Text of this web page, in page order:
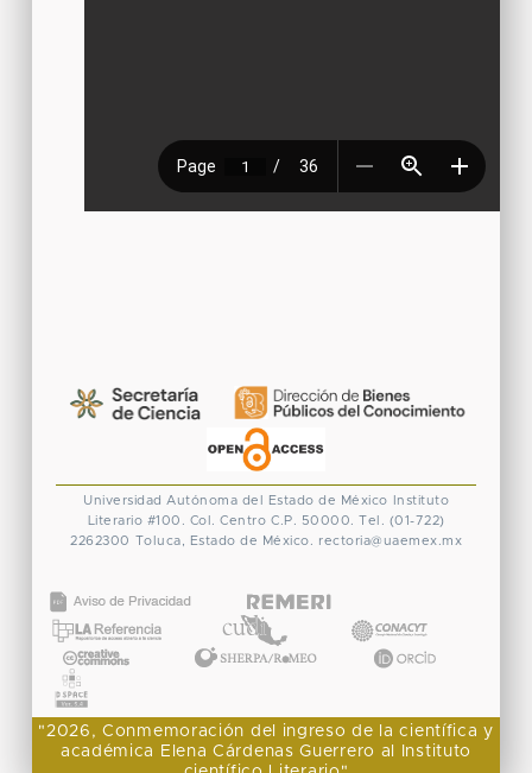
Universidad Autónoma del Estado de México
Instituto
Literario #100. Col. Centro C.P. 50000. Tel. (01-722)
2262300
Toluca, Estado de México. rectoria@uaemex.mx
"2026, Conmemoración del ingreso de la científica y
académica Elena Cárdenas Guerrero al Instituto